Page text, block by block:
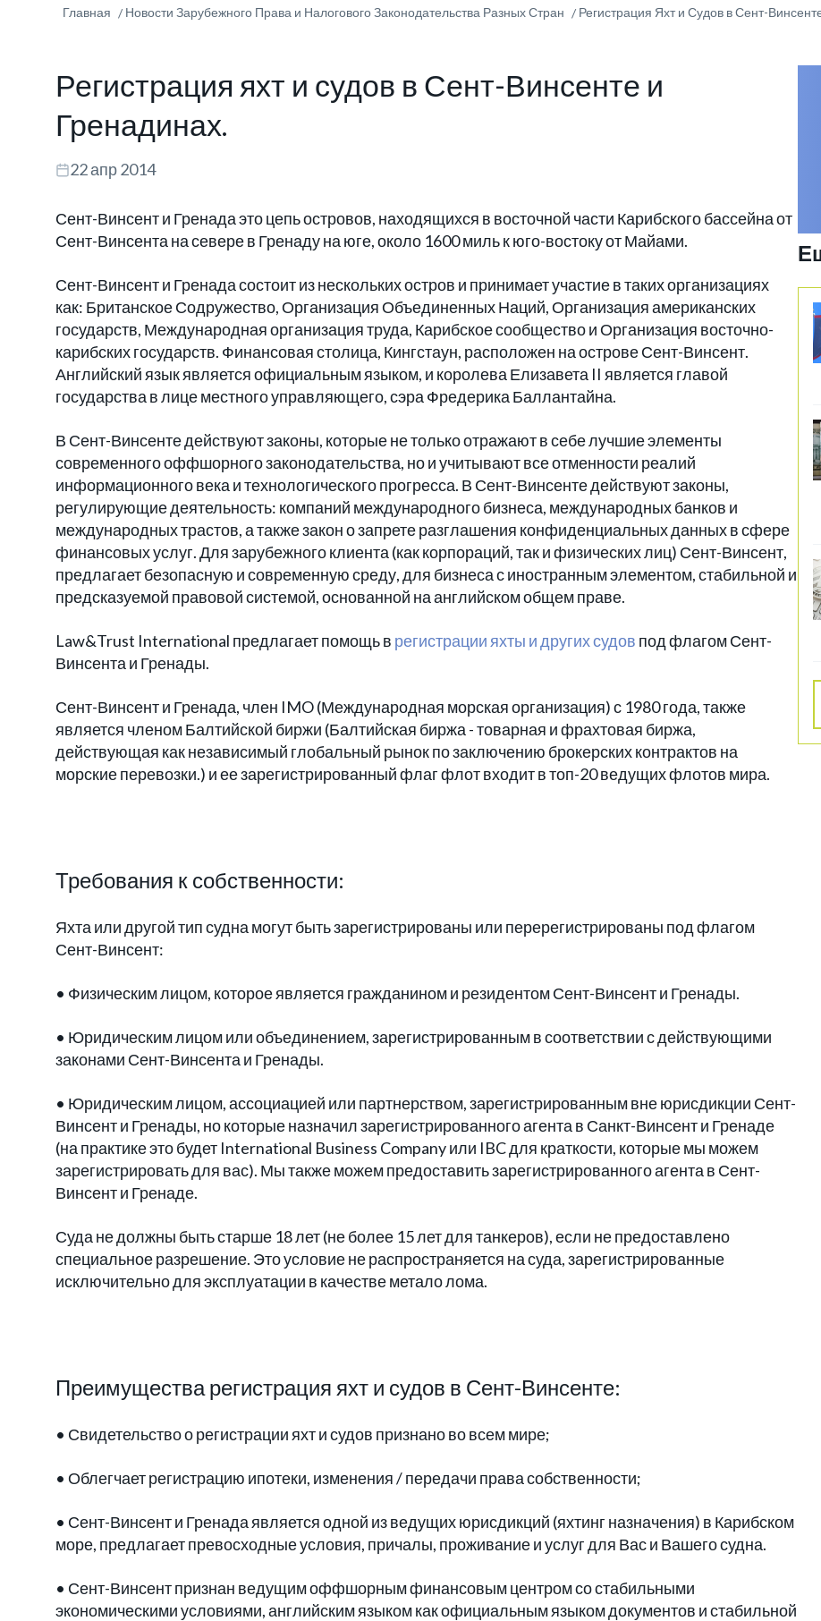
Главная Новости Зарубежного Права и Налогового Законодательства Разных Стран Регистрация Яхт и Судов в Сент-
Регистрация яхт и судов в Сент-Винсенте и
Гренадинах.
22 апр 2014
Сент-Винсент и Гренада это цепь островов, находящихся в восточной части Карибского бассейна от
Сент-Винсента на севере в Гренаду на юге, около 1600 миль к юго-востоку от Майами.
Сент-Винсент и Гренада состоит из нескольких остров и принимает участие в таких организациях
как: Британское Содружество, Организация Объединенных Наций, Организация американских
государств, Международная организация труда, Карибское сообщество и Организация восточно-
карибских государств. Финансовая столица, Кингстаун, расположен на острове Сент-Винсент.
Английский язык является официальным языком, и королева Елизавета II является главой
государства в лице местного управляющего, сэра Фредерика Баллантайна.
В Сент-Винсенте действуют законы, которые не только отражают в себе лучшие элементы
современного оффшорного законодательства, но и учитывают все отменности реалий
информационного века и технологического прогресса. В Сент-Винсенте действуют законы,
регулирующие деятельность: компаний международного бизнеса, международных банков и
международных трастов, а также закон о запрете разглашения конфиденциальных данных в сфере
финансовых услуг. Для зарубежного клиента (как корпораций, так и физических лиц) Сент-Винсент,
предлагает безопасную и современную среду, для бизнеса с иностранным элементом, стабильной и
предсказуемой правовой системой, основанной на английском общем праве.
Law&Trust International предлагает помощь в регистрации яхты и других судов под флагом Сент-
Винсента и Гренады.
Сент-Винсент и Гренада, член IMO (Международная морская организация) с 1980 года, также
является членом Балтийской биржи (Балтийская биржа - товарная и фрахтовая биржа,
действующая как независимый глобальный рынок по заключению брокерских контрактов на
морские перевозки.) и ее зарегистрированный флаг флот входит в топ-20 ведущих флотов мира.
Требования к собственности:
Яхта или другой тип судна могут быть зарегистрированы или перерегистрированы под флагом
Сент-Винсент:
• Физическим лицом, которое является гражданином и резидентом Сент-Винсент и Гренады.
• Юридическим лицом или объединением, зарегистрированным в соответствии с действующими
законами Сент-Винсента и Гренады.
• Юридическим лицом, ассоциацией или партнерством, зарегистрированным вне юрисдикции Сент-
Винсент и Гренады, но которые назначил зарегистрированного агента в Санкт-Винсент и Гренаде
(на практике это будет International Business Company или IBC для краткости, которые мы можем
зарегистрировать для вас). Мы также можем предоставить зарегистрированного агента в Сент-
Винсент и Гренаде.
Суда не должны быть старше 18 лет (не более 15 лет для танкеров), если не предоставлено
специальное разрешение. Это условие не распространяется на суда, зарегистрированные
исключительно для эксплуатации в качестве метало лома.
Преимущества регистрация яхт и судов в Сент-Винсенте:
• Свидетельство о регистрации яхт и судов признано во всем мире;
• Облегчает регистрацию ипотеки, изменения / передачи права собственности;
• Сент-Винсент и Гренада является одной из ведущих юрисдикций (яхтинг назначения) в Карибском
море, предлагает превосходные условия, причалы, проживание и услуг для Вас и Вашего судна.
• Сент-Винсент признан ведущим оффшорным финансовым центром со стабильными
экономическими условиями, английским языком как официальным языком документов и стабильной